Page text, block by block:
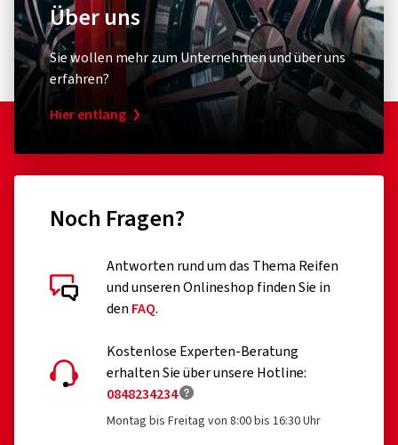
Über uns
Sie wollen mehr zum Unternehmen und über uns
erfahren?
Hier entlang
Noch Fragen?
Antworten rund um das Thema Reifen
und unseren Onlineshop finden Sie in
den FAQ.
Kostenlose Experten-Beratung
erhalten Sie über unsere Hotline:
0848234234
Montag bis Freitag von 8:00 bis 16:30 Uhr